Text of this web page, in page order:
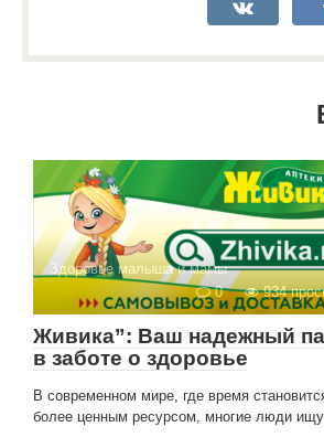
Здоровье малыша и мамы
0
934
Живика”: Ваш надежный
в заботе о здоровье
В современном мире, где время
более ценным ресурсом, многие люди